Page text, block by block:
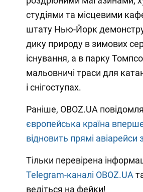
студіями та місцевими
штату Нью-Йорк
дику природу в зимових
існування, а в парку
мальовничі траси для
і снігоступах.
Раніше, OBOZ.UA
європейська країна
відновить прямі авіарейси
Тільки перевірена
Telegram-каналі OBOZ.UA
ведіться на фейки!